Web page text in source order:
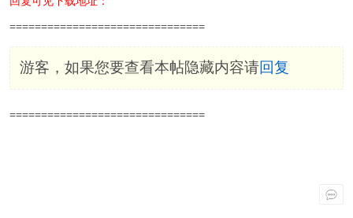
===============================
游客，如果您要查看本帖隐藏内容请回复
===============================